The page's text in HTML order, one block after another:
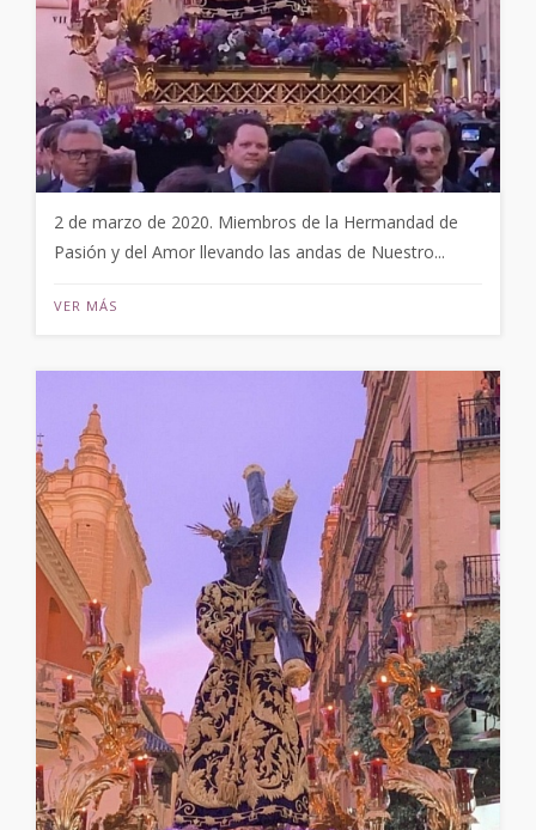
2 de marzo de 2020. Miembros de la Hermandad de
Pasión y del Amor llevando las andas de Nuestro...
VER MÁS